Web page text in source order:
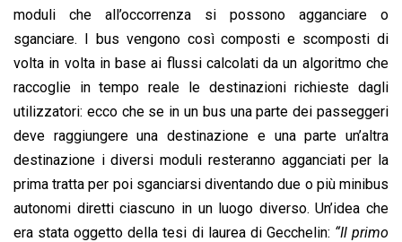
moduli che all’occorrenza si possono agganciare o
sganciare. I bus vengono così composti e scomposti di
volta in volta in base ai flussi calcolati da un algoritmo che
raccoglie in tempo reale le destinazioni richieste dagli
utilizzatori: ecco che se in un bus una parte dei passeggeri
deve raggiungere una destinazione e una parte un’altra
destinazione i diversi moduli resteranno agganciati per la
prima tratta per poi sganciarsi diventando due o più minibus
autonomi diretti ciascuno in un luogo diverso. Un’idea che
era stata oggetto della tesi di laurea di Gecchelin: “Il primo